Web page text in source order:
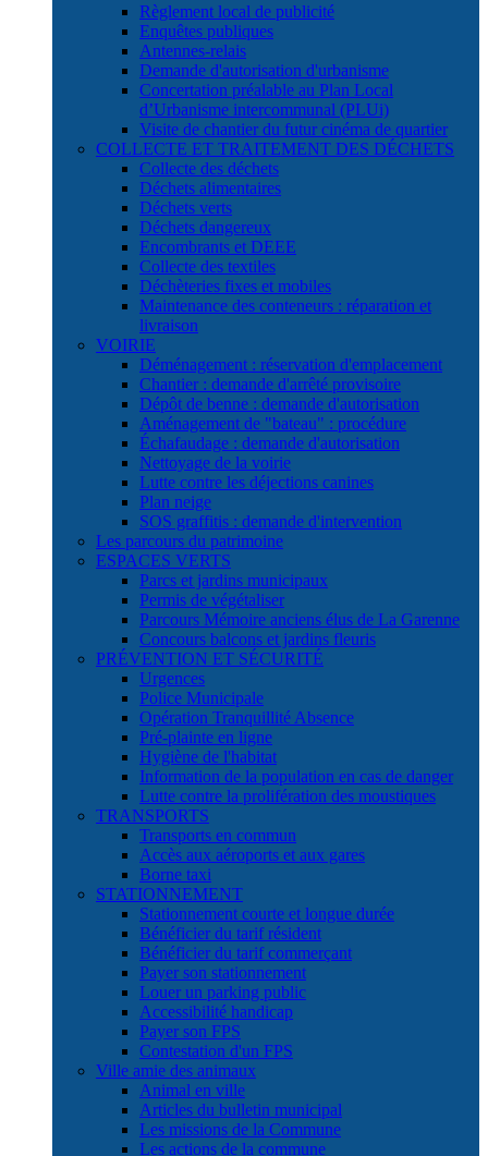
Règlement local de publicité
Enquêtes publiques
Antennes-relais
Demande d'autorisation d'urbanisme
Concertation préalable au Plan Local
d’Urbanisme intercommunal (PLUi)
Visite de chantier du futur cinéma de quartier
COLLECTE ET TRAITEMENT DES DÉCHETS
Collecte des déchets
Déchets alimentaires
Déchets verts
Déchets dangereux
Encombrants et DEEE
Collecte des textiles
Déchèteries fixes et mobiles
Maintenance des conteneurs : réparation et
livraison
VOIRIE
Déménagement : réservation d'emplacement
Chantier : demande d'arrêté provisoire
Dépôt de benne : demande d'autorisation
Aménagement de "bateau" : procédure
Échafaudage : demande d'autorisation
Nettoyage de la voirie
Lutte contre les déjections canines
Plan neige
SOS graffitis : demande d'intervention
Les parcours du patrimoine
ESPACES VERTS
Parcs et jardins municipaux
Permis de végétaliser
Parcours Mémoire anciens élus de La Garenne
Concours balcons et jardins fleuris
PRÉVENTION ET SÉCURITÉ
Urgences
Police Municipale
Opération Tranquillité Absence
Pré-plainte en ligne
Hygiène de l'habitat
Information de la population en cas de danger
Lutte contre la prolifération des moustiques
TRANSPORTS
Transports en commun
Accès aux aéroports et aux gares
Borne taxi
STATIONNEMENT
Stationnement courte et longue durée
Bénéficier du tarif résident
Bénéficier du tarif commerçant
Payer son stationnement
Louer un parking public
Accessibilité handicap
Payer son FPS
Contestation d'un FPS
Ville amie des animaux
Animal en ville
Articles du bulletin municipal
Les missions de la Commune
Les actions de la commune